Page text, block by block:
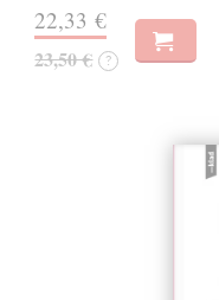
22,33 €
23,50 € ?